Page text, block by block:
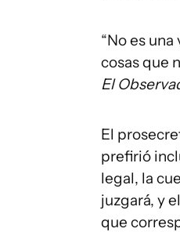
“No es
cosas que
El
El
prefirió
legal, la
juzgará, y
que